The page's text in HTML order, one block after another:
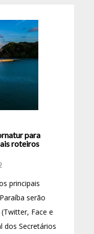
para
roteiros
principais
serão
Face e
dos Secretários